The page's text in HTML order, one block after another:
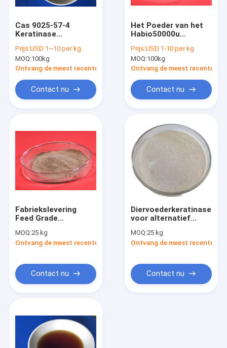
Ongeveer ons
Fabrieksreis
Nieuws
Lipaseenzym
Proteaseenzym
Cas 9025-57-4
Keratinase
voor Voerindustrie
Prijs:USD 1~10 per kg
MOQ:100kg
Ontvang de meest recente Prijs
Contact nu
Het Poeder van het
Habio50000u
voor
Schoonheidsmiddelen
en Skincare
Prijs:USD 1-10 per kg
MOQ:100kg
Ontvang de meest recente
Contact nu
Fabriekslevering
Feed Grade
voor hydrolyse van
verenmeel en
MOQ:25 kg
Ontvang de meest recente Prijs
Contact nu
Diervoederkeratinase
voor alternatief
verlaging van de
voerkosten | Habio-
MOQ:25 kg
Ontvang de meest recente
Contact nu